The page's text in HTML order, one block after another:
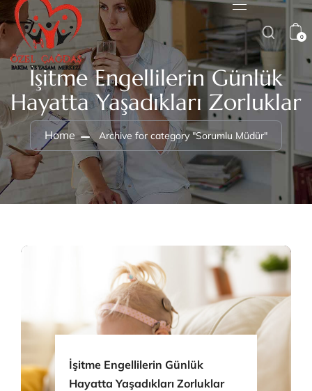
0
İşitme Engellilerin Günlük
Hayatta Yaşadıkları Zorluklar
Home Archive for category "Sorumlu Müdür"
İşitme Engellilerin Günlük
Hayatta Yaşadıkları Zorluklar